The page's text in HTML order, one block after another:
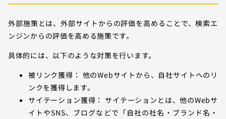
外部施策とは、外部サイトからの評価を高めることで、検索エ
ンジンからの評価を高める施策です。
具体的には、以下のような対策を行います。
被リンク獲得： 他のWebサイトから、自社サイトへのリ
ンクを獲得します。
サイテーション獲得： サイテーションとは、他のWebサ
イトやSNS、ブログなどで「自社の社名・ブランド名・